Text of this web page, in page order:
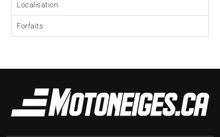
Localisation
Forfaits